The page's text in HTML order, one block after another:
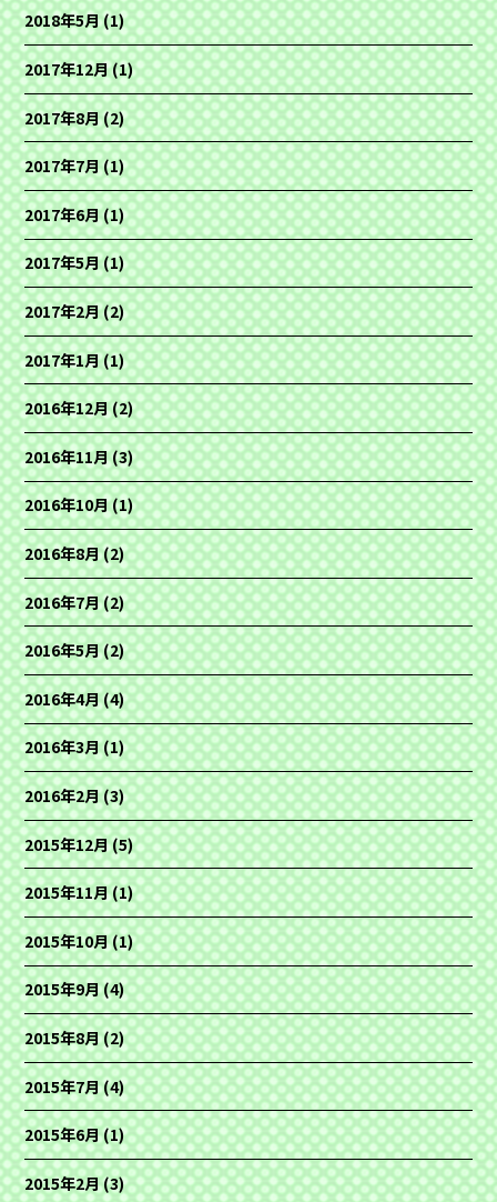
2018年5月(1)
2017年12月(1)
2017年8月(2)
2017年7月(1)
2017年6月(1)
2017年5月(1)
2017年2月(2)
2017年1月(1)
2016年12月(2)
2016年11月(3)
2016年10月(1)
2016年8月(2)
2016年7月(2)
2016年5月(2)
2016年4月(4)
2016年3月(1)
2016年2月(3)
2015年12月(5)
2015年11月(1)
2015年10月(1)
2015年9月(4)
2015年8月(2)
2015年7月(4)
2015年6月(1)
2015年2月(3)